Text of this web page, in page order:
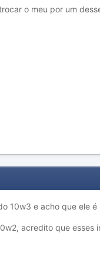
o meu por um
10w3 e acho que ele
acredito que esses